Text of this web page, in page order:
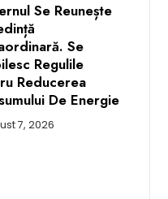
Se Reunește
Se
Regulile
Reducerea
De Energie
7, 2026